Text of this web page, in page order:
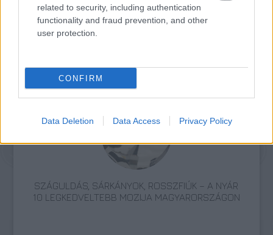
related to security, including authentication
functionality and fraud prevention, and other
user protection.
CONFIRM
Data Deletion Data Access Privacy Policy
TITKOK: ITT A SHELBY OAKS – A GONOSZ
NYOMÁBAN MAGYAR ELŐZETESE
SZÁGULDÁS, SÁRKÁNYOK, ROSSZFIÚK – A NYÁR
10 LEGKEDVELTEBB MOZIJA MAGYARORSZÁGON